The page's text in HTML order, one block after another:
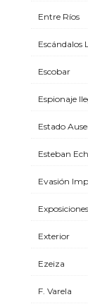
Entre Ríos
Escándalos
Escobar
Espionaje
Estado
Esteban
Evasión
Exposiciones
Exterior
Ezeiza
F. Varela